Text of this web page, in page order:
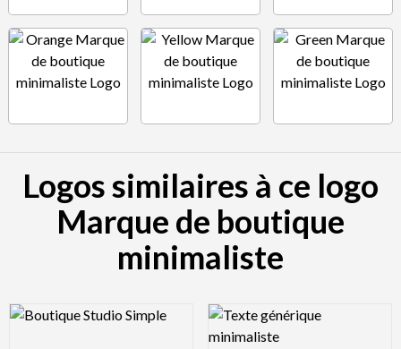
Logos similaires à ce logo
Marque de boutique
minimaliste
Logo Preview Image Logo Preview Image